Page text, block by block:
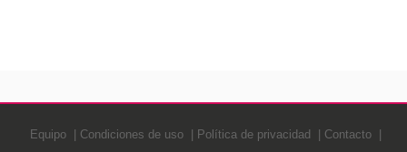
Equipo Condiciones de uso Política de privacidad Contacto